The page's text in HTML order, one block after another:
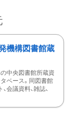
機構図書館蔵
中央図書館所蔵資
ベース。同図書館
会議資料、雑誌、